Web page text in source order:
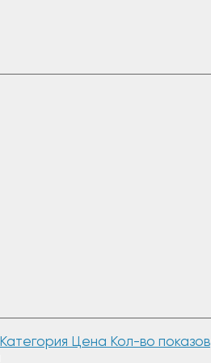
Категория Цена Кол-во показов